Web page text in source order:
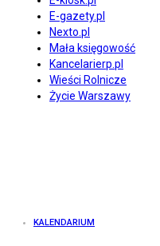
E-gazety.pl
Nexto.pl
Mała księgowość
Kancelarierp.pl
Wieści Rolnicze
Życie Warszawy
KALENDARIUM